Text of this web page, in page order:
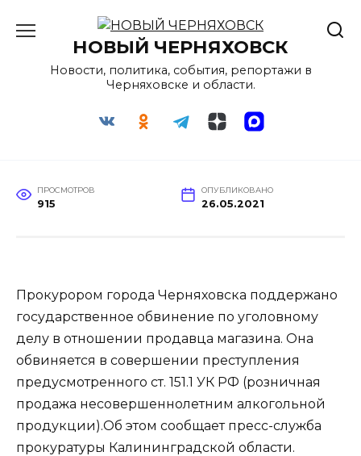
содержаниюНОВЫЙ ЧЕРНЯХОВСК
Новости, политика, события, репортажи в
Черняховске и области.
ПРОСМОТРОВ
915
ОПУБЛИКОВАНО
26.05.2021
Прокурором города Черняховска поддержано
государственное обвинение по уголовному
делу в отношении продавца магазина. Она
обвиняется в совершении преступления
предусмотренного ст. 151.1 УК РФ (розничная
продажа несовершеннолетним алкогольной
продукции).Об этом сообщает пресс-служба
прокуратуры Калининградской области.